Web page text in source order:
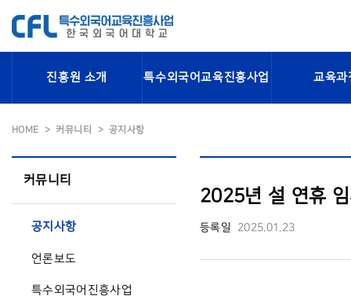
진흥원 소개 특수외국어교육진흥사업 교육과
HOME 커뮤니티 공지사항
커뮤니티
공지사항
언론보도
특수외국어진흥사업
2025년 설 연휴
등록일 2025.01.23